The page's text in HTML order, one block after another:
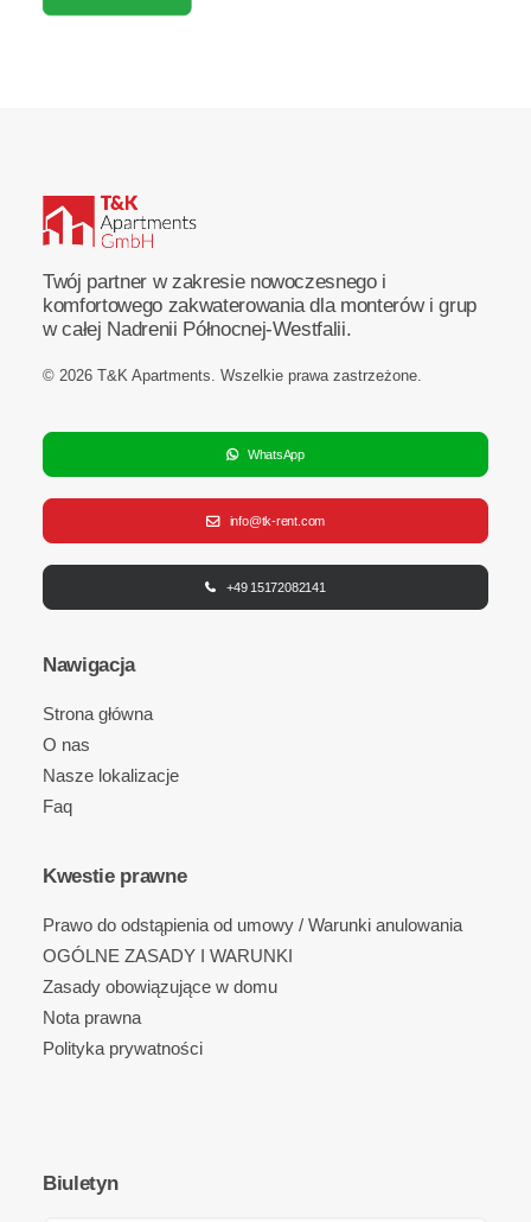
Twój partner w zakresie nowoczesnego i
komfortowego zakwaterowania dla monterów i grup
w całej Nadrenii Północnej-Westfalii.
© 2026 T&K Apartments. Wszelkie prawa zastrzeżone.
WhatsApp
info@tk-rent.com
+49 15172082141
Nawigacja
Strona główna
O nas
Nasze lokalizacje
Faq
Kwestie prawne
Prawo do odstąpienia od umowy / Warunki anulowania
OGÓLNE ZASADY I WARUNKI
Zasady obowiązujące w domu
Nota prawna
Polityka prywatności
Biuletyn